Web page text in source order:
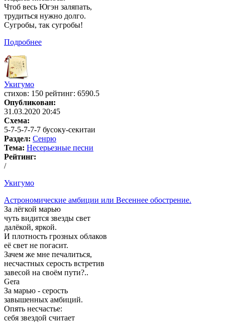
Чтоб весь Югэн заляпать,
трудиться нужно долго.
Сугробы, так сугробы!
Подробнее
Укигумо
cтихов: 150 рейтинг: 6590.5
Опубликован:
31.03.2020 20:45
Схема:
5-7-5-7-7-7 бусоку-секитаи
Раздел: Сенрю
Тема: Несерьезные песни
Рейтинг:
/
Укигумо
Астрономические амбиции или Весеннее обострение.
За лёгкой марью
чуть видится звезды свет
далёкой, яркой.
И плотность грозных облаков
её свет не погасит.
Зачем же мне печалиться,
несчастных серость встретив
завесой на своём пути?..
Gera
За марью - серость
завышенных амбиций.
Опять несчастье:
себя звездой считает